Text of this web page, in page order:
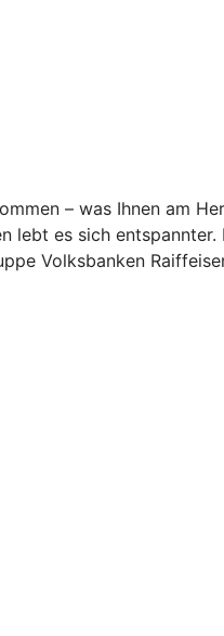
– was Ihnen am
es sich
Volksbanken